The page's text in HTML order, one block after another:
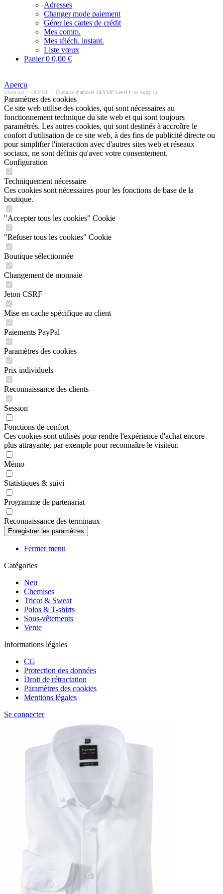
Adresses
Changer mode paiement
Gérer les cartes de crédit
Mes comm.
Mes téléch. instant.
Liste vœux
Panier0 0,00 €
Aperçu
Chemises OLYMP Chemise d'affaires OLYMP Level Five body fit
Paramètres des cookies
Ce site web utilise des cookies, qui sont nécessaires au
fonctionnement technique du site web et qui sont toujours
paramétrés. Les autres cookies, qui sont destinés à accroître le
confort d'utilisation de ce site web, à des fins de publicité directe ou
pour simplifier l'interaction avec d'autres sites web et réseaux
sociaux, ne sont définis qu'avec votre consentement.
Configuration
Techniquement nécessaire
Ces cookies sont nécessaires pour les fonctions de base de la
boutique.
"Accepter tous les cookies" Cookie
"Refuser tous les cookies" Cookie
Boutique sélectionnée
Changement de monnaie
Jeton CSRF
Mise en cache spécifique au client
Paiements PayPal
Paramètres des cookies
Prix individuels
Reconnaissance des clients
Session
Fonctions de confort
Ces cookies sont utilisés pour rendre l'expérience d'achat encore
plus attrayante, par exemple pour reconnaître le visiteur.
Mémo
Statistiques & suivi
Programme de partenariat
Reconnaissance des terminaux
Fermer menu
Catégories
Neu
Chemises
Tricot & Sweat
Polos & T-shirts
Sous-vêtements
Vente
Informations légales
CG
Protection des données
Droit de rétractation
Paramètres des cookies
Mentions légales
Se connecter